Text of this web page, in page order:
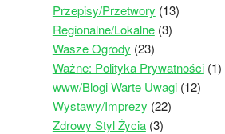
Przepisy/Przetwory (13)
Regionalne/Lokalne(3)
Wasze Ogrody (23)
Ważne: Polityka Prywatności(1)
www/Blogi Warte Uwagi(12)
Wystawy/Imprezy (22)
Zdrowy Styl Życia(3)